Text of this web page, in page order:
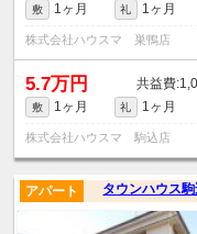
敷 1ヶ月 礼 1ヶ月
株式会社ハウスマ 巣鴨店
5.7万円
敷 1ヶ月 礼 1ヶ月
株式会社ハウスマ 駒込店
タウンハウス
アパート